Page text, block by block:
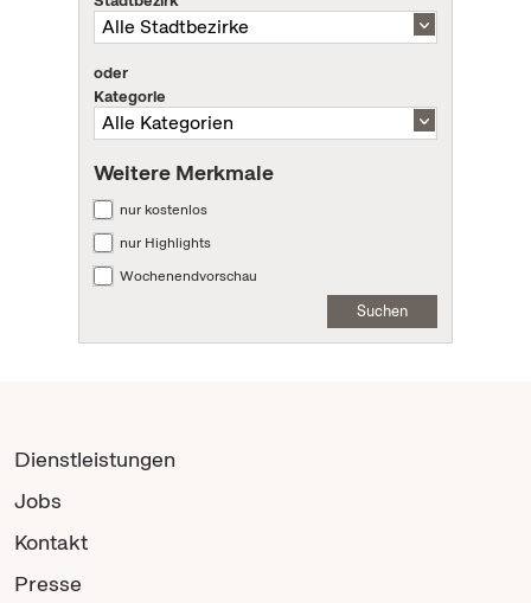
oder
Kategorie
Weitere Merkmale
nur kostenlos
nur Highlights
Wochenendvorschau
Suchen
Dienstleistungen
Jobs
Kontakt
Presse